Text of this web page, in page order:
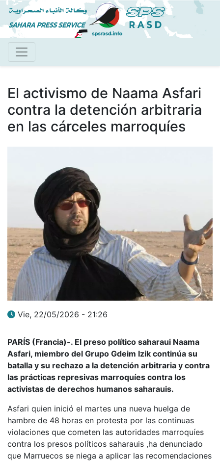
Pasar
al
contenido
El activismo de Naama Asfari
contra la detención arbitraria
en las cárceles marroquíes
Vie, 22/05/2026 - 21:26
PARÍS (Francia)-. El preso político saharaui Naama
Asfari, miembro del Grupo Gdeim Izik continúa su
batalla y su rechazo a la detención arbitraria y contra
las prácticas represivas marroquíes contra los
activistas de derechos humanos saharauis.
Asfari quien inició el martes una nueva huelga de
hambre de 48 horas en protesta por las continuas
violaciones que cometen las autoridades marroquíes
contra los presos políticos saharauis ,ha denunciado
que Marruecos se niega a aplicar las recomendaciones